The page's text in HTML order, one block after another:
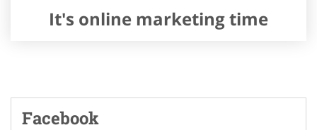
It's online marketing time
Facebook